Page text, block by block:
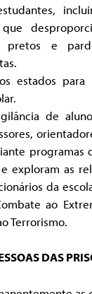
pretos e
estados
de
programas
exploram as
da
ao
Terrorismo.
DAS